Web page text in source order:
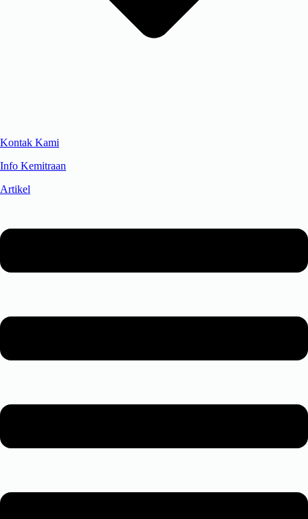
Kontak Kami
Info Kemitraan
Artikel